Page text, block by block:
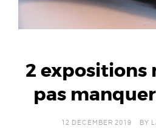
H
O
N
2 expositions
pas
12 DECEMBER 2019 BY